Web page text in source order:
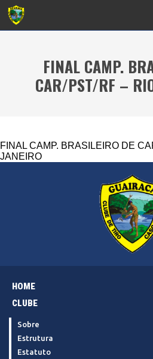
FINAL CAMP.
CAR/PST/RF –
FINAL CAMP. BRASILEIRO DE
JANEIRO
HOME
CLUBE
Sobre
Estrutura
Estatuto